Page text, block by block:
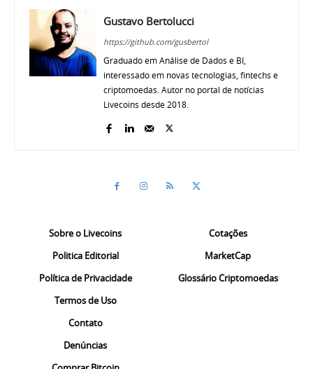
Gustavo Bertolucci
https://github.com/gusbertol
Graduado em Análise de Dados e BI,
interessado em novas tecnologias, fintechs e
criptomoedas. Autor no portal de notícias
Livecoins desde 2018.
Sobre o Livecoins
Politica Editorial
Política de Privacidade
Termos de Uso
Contato
Denúncias
Cotações
MarketCap
Glossário Criptomoedas